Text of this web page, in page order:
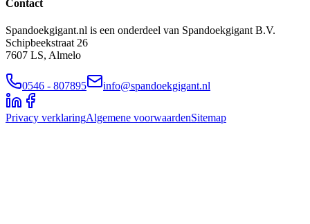
Contact
Spandoekgigant.nl is een onderdeel van Spandoekgigant B.V.
Schipbeekstraat 26
7607 LS, Almelo
0546 - 807895 info@spandoekgigant.nl
Privacy verklaringAlgemene voorwaardenSitemap